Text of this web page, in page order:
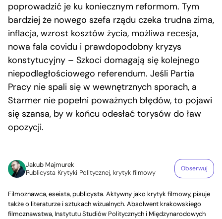
poprowadzić je ku koniecznym reformom. Tym
bardziej że nowego szefa rządu czeka trudna zima,
inflacja, wzrost kosztów życia, możliwa recesja,
nowa fala covidu i prawdopodobny kryzys
konstytucyjny – Szkoci domagają się kolejnego
niepodległościowego referendum. Jeśli Partia
Pracy nie spali się w wewnętrznych sporach, a
Starmer nie popełni poważnych błędów, to pojawi
się szansa, by w końcu odesłać torysów do ław
opozycji.
Jakub Majmurek
Publicysta Krytyki Politycznej, krytyk filmowy
Obserwuj
Filmoznawca, eseista, publicysta. Aktywny jako krytyk filmowy, pisuje
także o literaturze i sztukach wizualnych. Absolwent krakowskiego
filmoznawstwa, Instytutu Studiów Politycznych i Międzynarodowych